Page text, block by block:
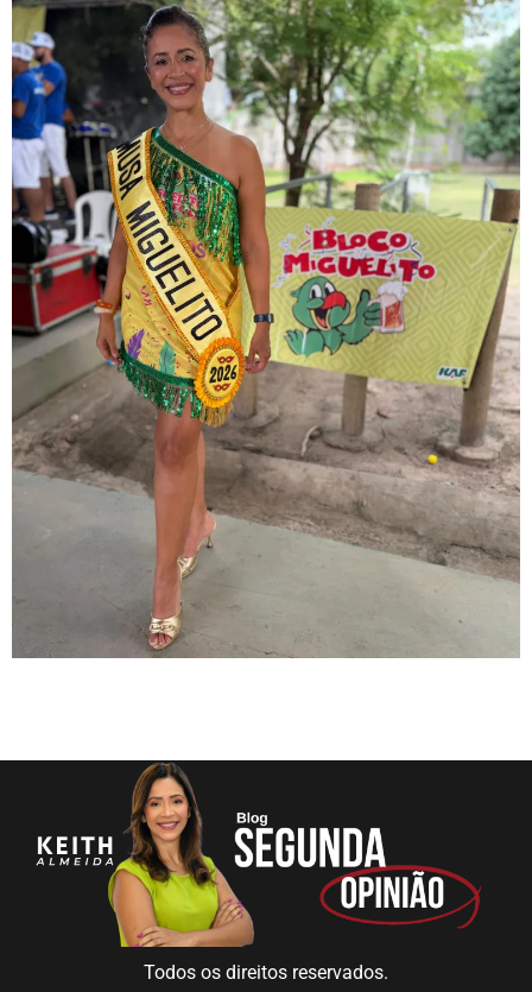
Todos os direitos reservados.